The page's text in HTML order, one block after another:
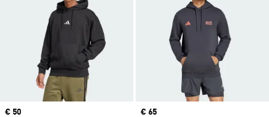
Price
€ 50
Price
€ 65